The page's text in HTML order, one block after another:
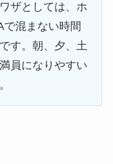
ザとしては、ホ
で混まない時間
す。朝、夕、土
員になりやすい